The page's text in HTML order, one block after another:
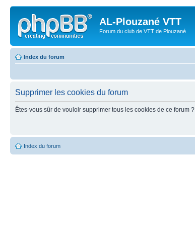
AL-Plouzané VTT
Forum du club de VTT de Plouzané
Index du forum
Supprimer les cookies du forum
Êtes-vous sûr de vouloir supprimer tous les cookies de ce forum ?
Index du forum